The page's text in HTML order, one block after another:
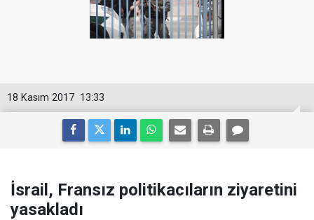
13:33
18 Kasım 2017
İsrail, Fransız politikacıların ziyaretini
yasakladı